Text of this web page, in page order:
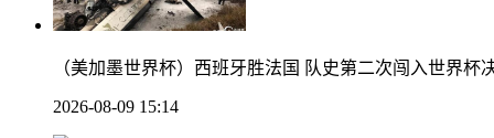
（美加墨世界杯）西班牙胜法国 队史第二次闯入世界杯
2026-08-09 15:14